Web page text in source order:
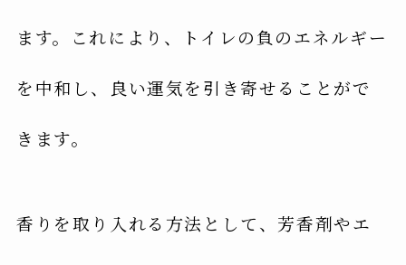
ます。これにより、トイレの負のエネルギー
を中和し、良い運気を引き寄せることがで
きます。
香りを取り入れる方法として、芳香剤やエ